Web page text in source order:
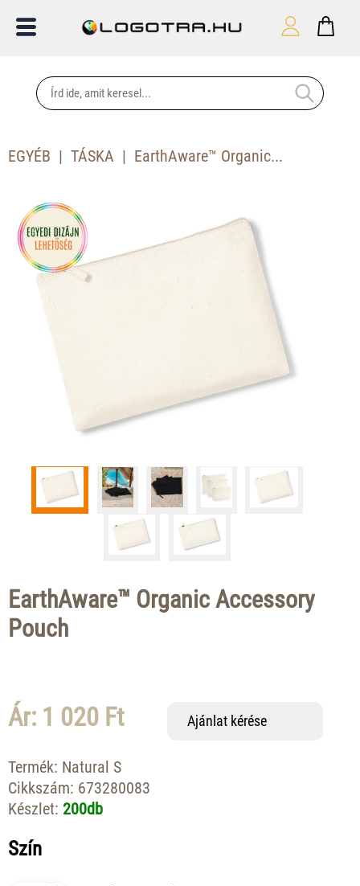
EGYÉB TÁSKA EarthAware™ Organic...
EarthAware™ Organic Accessory
Pouch
Ár: 1 020 Ft Ajánlat kérése
Termék: Natural S
Cikkszám: 673280083
Készlet: 200db
Szín